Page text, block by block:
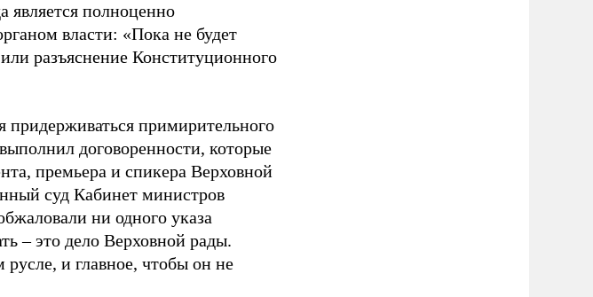
является полноценно
власти: «Пока не будет
разъяснение Конституционного
примирительного
договоренности, которые
премьера и спикера Верховной
суд Кабинет министров
ни одного указа
– это дело Верховной рады.
и главное, чтобы он не